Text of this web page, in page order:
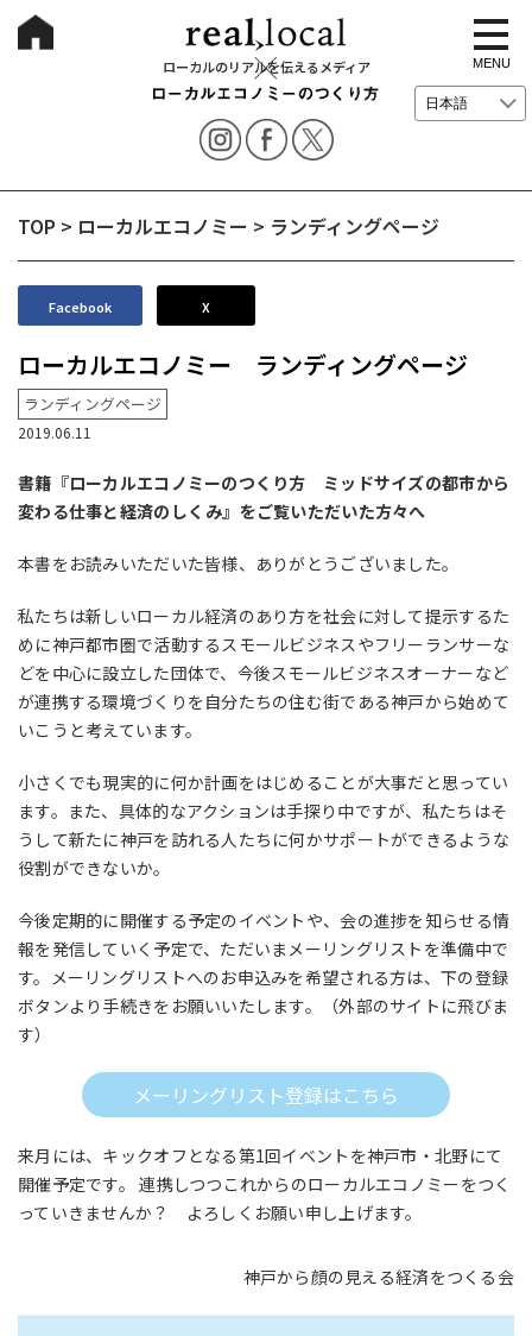
ローカルのリアルを伝えるメディア
t
o
g
g
e
i
i
MENU
TOP > ローカルエコノミー > ランディングページ
Facebook X
ローカルエコノミー ランディングページ
ランディングページ
2019.06.11
書籍『ローカルエコノミーのつくり方 ミッドサイズの都市から
変わる仕事と経済のしくみ』をご覧いただいた方々へ
本書をお読みいただいた皆様、ありがとうございました。
私たちは新しいローカル経済のあり方を社会に対して提示するた
めに神戸都市圏で活動するスモールビジネスやフリーランサーな
どを中心に設立した団体で、今後スモールビジネスオーナーなど
が連携する環境づくりを自分たちの住む街である神戸から始めて
いこうと考えています。
小さくでも現実的に何か計画をはじめることが大事だと思ってい
ます。また、具体的なアクションは手探り中ですが、私たちはそ
うして新たに神戸を訪れる人たちに何かサポートができるような
役割ができないか。
今後定期的に開催する予定のイベントや、会の進捗を知らせる情
報を発信していく予定で、ただいまメーリングリストを準備中で
す。メーリングリストへのお申込みを希望される方は、下の登録
ボタンより手続きをお願いいたします。（外部のサイトに飛びま
す）
メーリングリスト登録はこちら
来月には、キックオフとなる第1回イベントを神戸市・北野にて
開催予定です。 連携しつつこれからのローカルエコノミーをつく
っていきませんか？ よろしくお願い申し上げます。
神戸から顔の見える経済をつくる会